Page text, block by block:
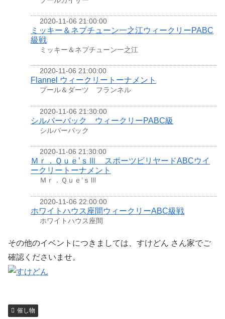
2020-11-06 21:00:00
ミッキー＆ネプチューン一之江ウィークリーPABC
級戦
ミッキー＆ネプチューン一之江
2020-11-06 21:00:00
Flannel ウィークリートーナメント
プール＆ダーツ フランネル
2020-11-06 21:30:00
シルバーバック ウィークリーPABC級
シルバーバック
2020-11-06 21:30:00
Ｍｒ．Ｑｕｅ’ｓⅢ スポーツビリヤードABCウイ
ークリートーナメント
Ｍｒ．Ｑｕｅ’ｓⅢ
2020-11-06 22:00:00
ホワイトハウス座間ウィークリーABC級戦
ホワイトハウス座間
その他のイベントにつきましては、すけどん さん家でご
確認くださいませ。
催し物